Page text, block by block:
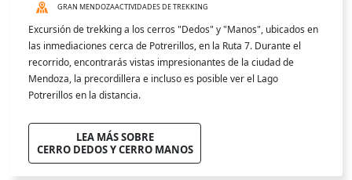
GRAN MENDOZAACTIVIDADES DE TREKKING
Excursión de trekking a los cerros "Dedos" y "Manos", ubicados en
las inmediaciones cerca de Potrerillos, en la Ruta 7. Durante el
recorrido, encontrarás vistas impresionantes de la ciudad de
Mendoza, la precordillera e incluso es posible ver el Lago
Potrerillos en la distancia.
LEA MÁS SOBRE
CERRO DEDOS Y CERRO MANOS